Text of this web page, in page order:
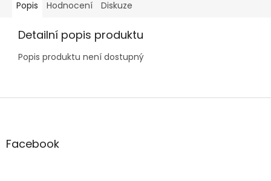
Popis Hodnocení Diskuze
Detailní popis produktu
Popis produktu není dostupný
Z
aFacebook